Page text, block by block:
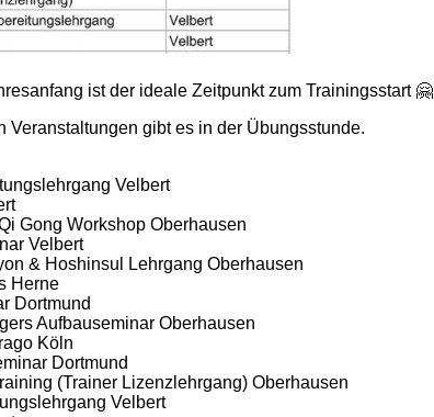
ist der ideale Zeitpunkt zum Trainingsstart 🤗
Veranstaltungen gibt es in der Übungsstunde.
Velbert
Gong Workshop Oberhausen
Velbert
& Hoshinsul Lehrgang Oberhausen
Herne
Dortmund
Aufbauseminar Oberhausen
Köln
Dortmund
(Trainer Lizenzlehrgang) Oberhausen
Velbert